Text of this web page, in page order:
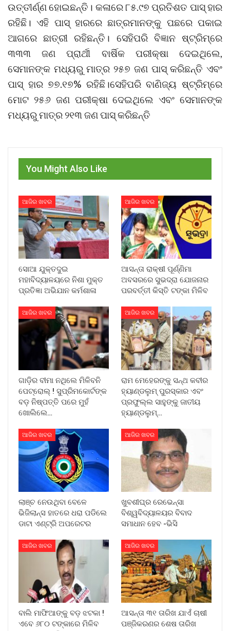
ଉତ୍ତୀର୍ଣ୍ଣ ହୋଇଛନ୍ତି। କଳାରେ ୮୫.୯୭ ପ୍ରତିଶତ ପାସ୍ ହାର
ରହିଛି। ଏହି ପାସ୍ ହାରରେ ଛାତ୍ରମାନଙ୍କୁ ପଛରେ ପକାଇ
ଆଗରେ ଛାତ୍ରୀ ରହିଛନ୍ତି। ସେହିପରି ବିଜ୍ଞାନ ଷ୍ଟ୍ରିମ୍‌ରେ
୩୩୩ ଜଣ ପ୍ରାର୍ଥୀ ବାର୍ଷିକ ପରୀକ୍ଷା ଦେଇଥିଲେ,
ସେମାନଙ୍କ ମଧ୍ୟରୁ ମାତ୍ର ୨୫୭ ଜଣ ପାସ୍ କରିଛନ୍ତି ଏବଂ
ପାସ୍ ହାର ୭୭.୧୭% ରହିଛି।ସେହିପରି ବାଣିଜ୍ୟ ଷ୍ଟ୍ରିମ୍‌ରେ
ମୋଟ ୨୫୬ ଜଣ ପରୀକ୍ଷା ଦେଇଥିଲେ ଏବଂ ସେମାନଙ୍କ
ମଧ୍ୟରୁ ମାତ୍ର ୨୧୩ ଜଣ ପାସ୍ କରିଛନ୍ତି
You Might Also Like
ଆଜିର ଖବର
ସୋଆ ଯୁକ୍ତଦୁଇ
ମହାବିଦ୍ୟାଳୟରେ ନିଶା ମୁକ୍ତ
ପ୍ରତିଜ୍ଞା ଅଭିଯାନ କର୍ମଶାଳା
ଆଜିର ଖବର
ଆସନ୍ତା ରାକ୍ଷୀ ପୂର୍ଣ୍ଣିମା
ଅବସରରେ ସୁଭଦ୍ରା ଯୋଜନାର
ପରବର୍ତ୍ତୀ କିସ୍ତି ଟଙ୍କା ମିଳିବ
ଆଜିର ଖବର
ଗାଡ଼ିର ବୀମା ନଥିଲେ ମିଳିବନି
ପେଟ୍ରୋଲ୍ ! ସୁପ୍ରିମକୋର୍ଟଙ୍କ
ବଡ଼ ନିଷ୍ପତ୍ତି ପରେ ମୁହଁ
ଖୋଲିଲେ…
ଆଜିର ଖବର
ରାମ ମେହେରଙ୍କୁ ସନ୍ଥ କବୀର
ହ୍ୟାଣ୍ଡଲୁମ୍ ପୁରସ୍କାର ଏବଂ
ପ୍ରଫୁଲ୍ଲ ସାହୁଙ୍କୁ ଜାତୀୟ
ହ୍ୟାଣ୍ଡଲୁମ୍…
ଆଜିର ଖବର
ଲାଞ୍ଚ ନେଉଥିବା ବେଳେ
ଭିଜିଲାନ୍ସ ହାତରେ ଧରା ପଡିଲେ
ଡାଟା ଏଣ୍ଟ୍ରି ଅପରେଟର
ଆଜିର ଖବର
ଖୁବଶୀଘ୍ର ରେଭେନ୍ସା
ବିଶ୍ୱବିଦ୍ୟାଳୟର ବିବାଦ
ସମାଧାନ ହେବ -ଭିସି
ଆଜିର ଖବର
ବାଲି ମାଫିଆଙ୍କୁ ବଡ଼ ଝଟକା !
ଏବେ ୬୮୦ ଟଙ୍କାରେ ମିଳିବ
ଆଜିର ଖବର
ଆସନ୍ତା ୩୧ ତାରିଖ ଯାଏଁ ଚାଷୀ
ପଞ୍ଜିକରଣର ଶେଷ ତାରିଖ